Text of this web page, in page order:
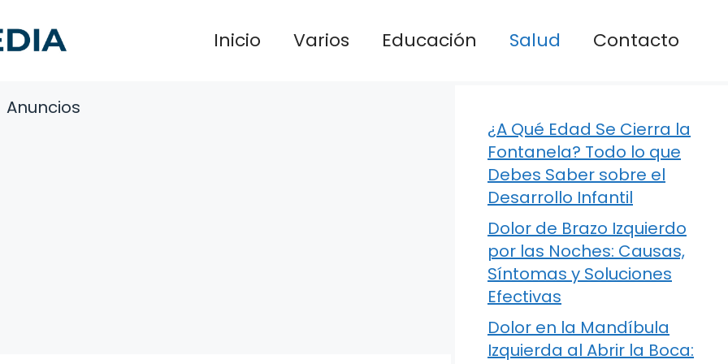
Inicio Varios Educación Salud Contacto
Anuncios
¿A Qué Edad Se Cierra la
Fontanela? Todo lo que
Debes Saber sobre el
Desarrollo Infantil
Dolor de Brazo Izquierdo
por las Noches: Causas,
Síntomas y Soluciones
Efectivas
Dolor en la Mandíbula
Izquierda al Abrir la Boca: